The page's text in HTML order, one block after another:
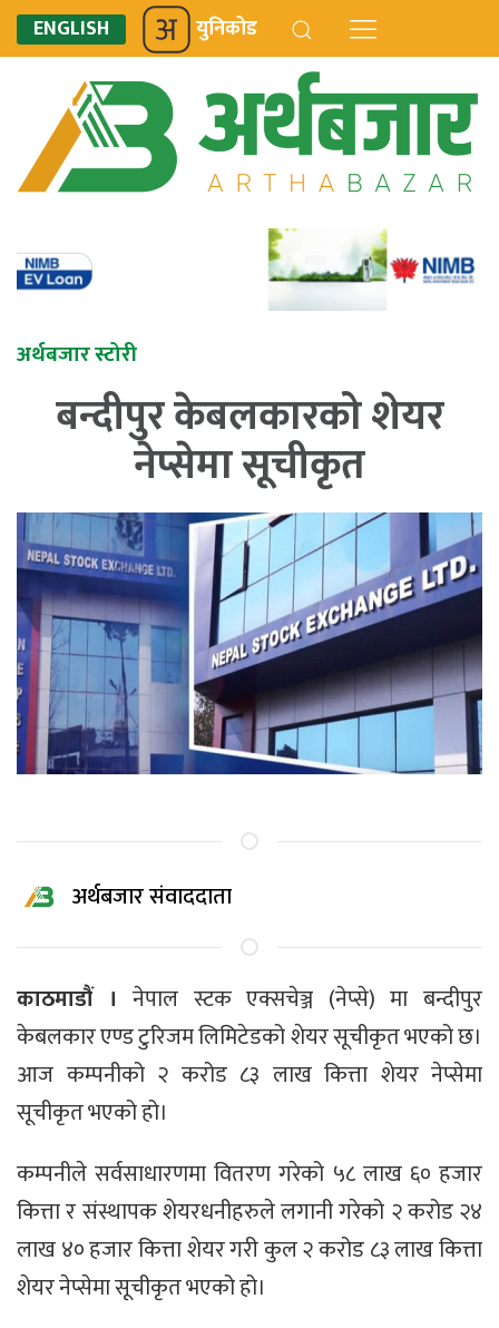
ENGLISH युनिकोड
अर्थबजार स्टोरी
बन्दीपुर केबलकारको शेयर
नेप्सेमा सूचीकृत
अर्थबजार संवाददाता
काठमाडौं । नेपाल स्टक एक्सचेञ्ज (नेप्से) मा बन्दीपुर
केबलकार एण्ड टुरिजम लिमिटेडको शेयर सूचीकृत भएको छ।
आज कम्पनीको २ करोड ८३ लाख कित्ता शेयर नेप्सेमा
सूचीकृत भएको हो।
कम्पनीले सर्वसाधारणमा वितरण गरेको ५८ लाख ६० हजार
कित्ता र संस्थापक शेयरधनीहरुले लगानी गरेको २ करोड २४
लाख ४० हजार कित्ता शेयर गरी कुल २ करोड ८३ लाख कित्ता
शेयर नेप्सेमा सूचीकृत भएको हो।